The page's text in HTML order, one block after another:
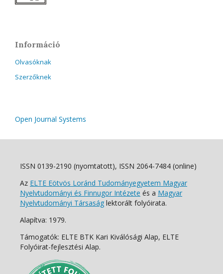
Információ
Olvasóknak
Szerzőknek
Open Journal Systems
ISSN 0139-2190 (nyomtatott), ISSN 2064-7484 (online)
Az ELTE Eötvös Loránd Tudományegyetem Magyar
Nyelvtudományi és Finnugor Intézete és a Magyar
Nyelvtudományi Társaság lektorált folyóirata.
Alapítva: 1979.
Támogatók: ELTE BTK Kari Kiválósági Alap, ELTE
Folyóirat-fejlesztési Alap.